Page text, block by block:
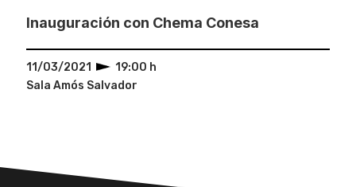
Inauguración con Chema Conesa
11/03/2021
19:00 h
Sala Amós Salvador